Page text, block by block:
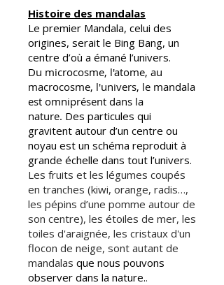
Histoire des mandalas
Le premier Mandala, celui des
origines, serait le Bing Bang, un
centre d’où a émané l’univers.
Du microcosme, l'atome, au
macrocosme, l'univers, le mandala
est omniprésent dans la
nature. Des particules qui
gravitent autour d’un centre ou
noyau est un schéma reproduit à
grande échelle dans tout l’univers.
Les fruits et les légumes coupés
en tranches (kiwi, orange, radis…,
les pépins d’une pomme autour de
son centre), les étoiles de mer, les
toiles d'araignée, les cristaux d'un
flocon de neige, sont autant de
mandalas que nous pouvons
observer dans la nature..